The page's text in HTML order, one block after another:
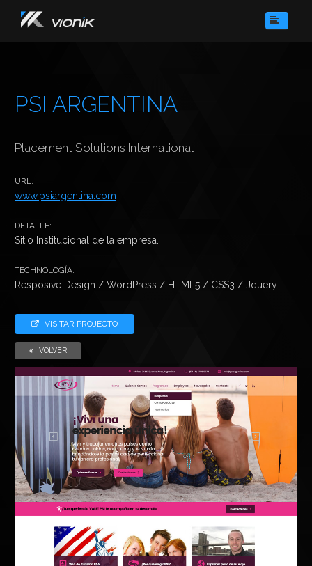
PORTFOLIO
PSI ARGENTINA
Placement Solutions International
URL:
www.psiargentina.com
DETALLE:
Sitio Institucional de la empresa.
TECHNOLOGÍA:
Resposive Design / WordPress / HTML5 / CSS3 / Jquery
VISITAR PROJECTO
VOLVER